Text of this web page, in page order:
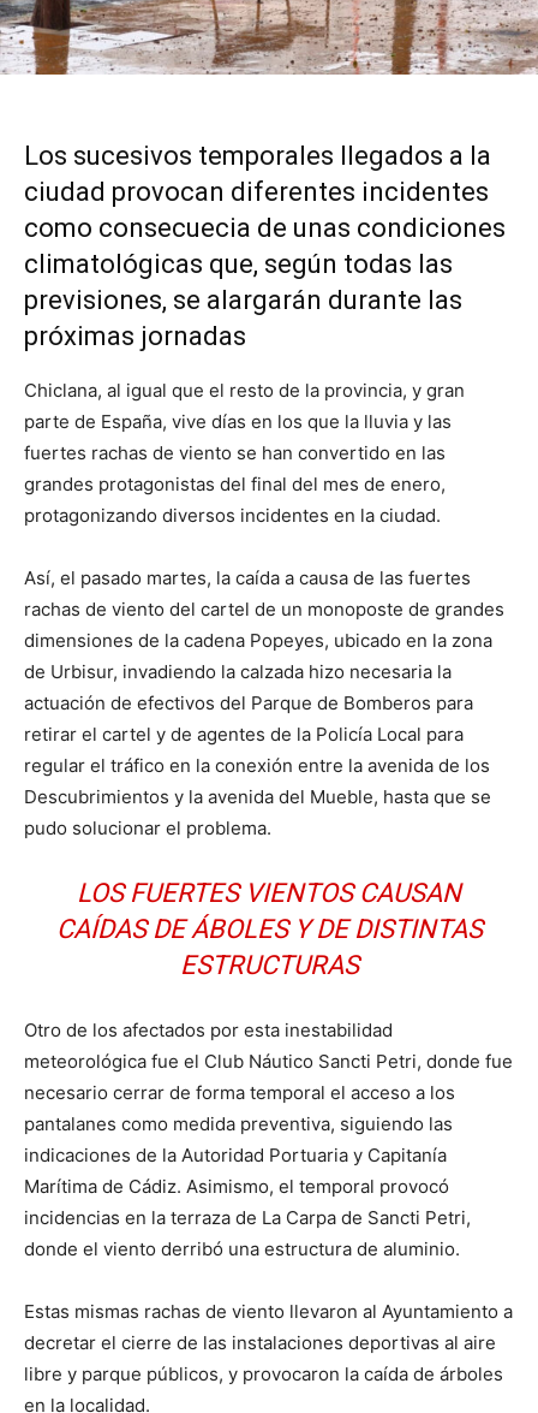
Los sucesivos temporales llegados a la
ciudad provocan diferentes incidentes
como consecuecia de unas condiciones
climatológicas que, según todas las
previsiones, se alargarán durante las
próximas jornadas
Chiclana, al igual que el resto de la provincia, y gran
parte de España, vive días en los que la lluvia y las
fuertes rachas de viento se han convertido en las
grandes protagonistas del final del mes de enero,
protagonizando diversos incidentes en la ciudad.
Así, el pasado martes, la caída a causa de las fuertes
rachas de viento del cartel de un monoposte de grandes
dimensiones de la cadena Popeyes, ubicado en la zona
de Urbisur, invadiendo la calzada hizo necesaria la
actuación de efectivos del Parque de Bomberos para
retirar el cartel y de agentes de la Policía Local para
regular el tráfico en la conexión entre la avenida de los
Descubrimientos y la avenida del Mueble, hasta que se
pudo solucionar el problema.
LOS FUERTES VIENTOS CAUSAN
CAÍDAS DE ÁBOLES Y DE DISTINTAS
ESTRUCTURAS
Otro de los afectados por esta inestabilidad
meteorológica fue el Club Náutico Sancti Petri, donde fue
necesario cerrar de forma temporal el acceso a los
pantalanes como medida preventiva, siguiendo las
indicaciones de la Autoridad Portuaria y Capitanía
Marítima de Cádiz. Asimismo, el temporal provocó
incidencias en la terraza de La Carpa de Sancti Petri,
donde el viento derribó una estructura de aluminio.
Estas mismas rachas de viento llevaron al Ayuntamiento a
decretar el cierre de las instalaciones deportivas al aire
libre y parque públicos, y provocaron la caída de árboles
en la localidad.